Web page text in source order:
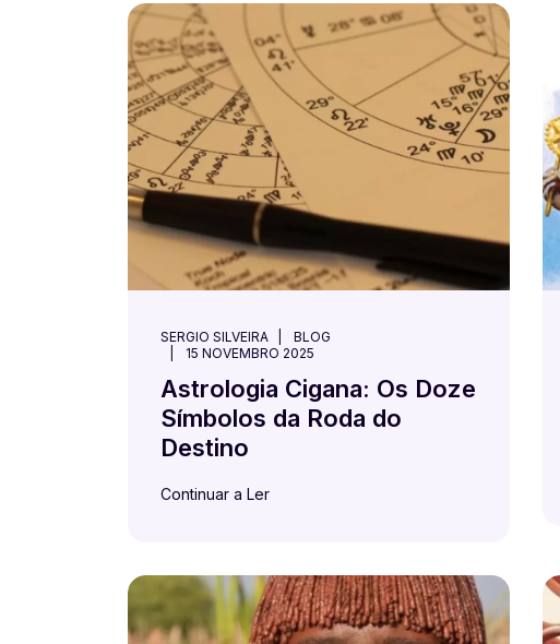
SERGIO SILVEIRA
BLOG
15 NOVEMBRO 2025
Astrologia Cigana: Os Doze
Símbolos da Roda do
Destino
Continuar a Ler